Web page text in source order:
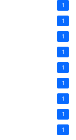
1
1
1
1
1
1
1
1
1